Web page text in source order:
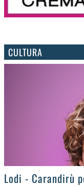
CULTURA
Lodi - Carandirù